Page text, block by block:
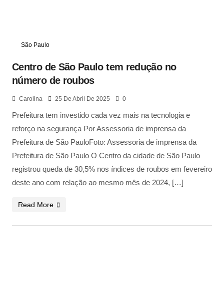
São Paulo
Centro de São Paulo tem redução no
número de roubos
Carolina 25 De Abril De 2025 0
Prefeitura tem investido cada vez mais na tecnologia e
reforço na segurança Por Assessoria de imprensa da
Prefeitura de São PauloFoto: Assessoria de imprensa da
Prefeitura de São Paulo O Centro da cidade de São Paulo
registrou queda de 30,5% nos índices de roubos em fevereiro
deste ano com relação ao mesmo mês de 2024, […]
Read More